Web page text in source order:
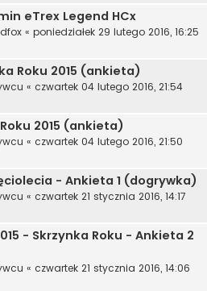
eTrex Legend HCx
« poniedziałek 29 lutego 2016, 16:25
Roku 2015 (ankieta)
« czwartek 04 lutego 2016, 21:54
2015 (ankieta)
« czwartek 04 lutego 2016, 21:50
- Ankieta 1 (dogrywka)
« czwartek 21 stycznia 2016, 14:17
- Skrzynka Roku - Ankieta 2
« czwartek 21 stycznia 2016, 14:06